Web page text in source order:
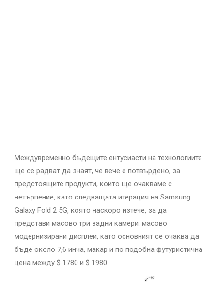
Междувременно бъдещите ентусиасти на технологиите
ще се радват да знаят, че вече е потвърдено, за
предстоящите продукти, които ще очакваме с
нетърпение, като следващата итерация на Samsung
Galaxy Fold 2 5G, която наскоро изтече, за да
представи масово три задни камери, масово
модернизирани дисплеи, като основният се очаква да
бъде около 7,6 инча, макар и по подобна футуристична
цена между $ 1780 и $ 1980.